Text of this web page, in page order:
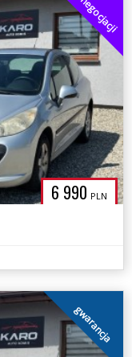
6 990 PLN
gwarancja